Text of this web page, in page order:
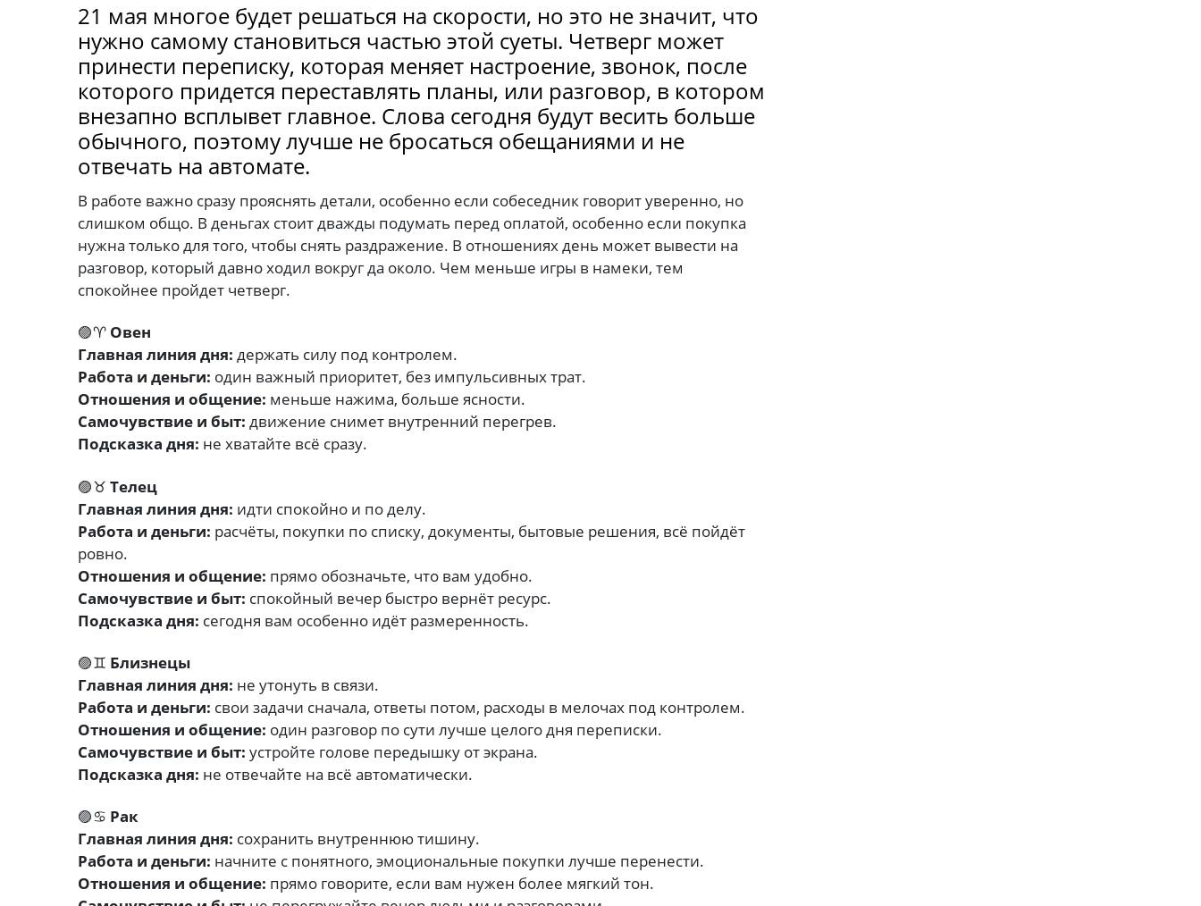
21 мая многое будет решаться на скорости, но это не значит, что
нужно самому становиться частью этой суеты. Четверг может
принести переписку, которая меняет настроение, звонок, после
которого придется переставлять планы, или разговор, в котором
внезапно всплывет главное. Слова сегодня будут весить больше
обычного, поэтому лучше не бросаться обещаниями и не
отвечать на автомате.
В работе важно сразу прояснять детали, особенно если собеседник говорит уверенно, но
слишком общо. В деньгах стоит дважды подумать перед оплатой, особенно если покупка
нужна только для того, чтобы снять раздражение. В отношениях день может вывести на
разговор, который давно ходил вокруг да около. Чем меньше игры в намеки, тем
спокойнее пройдет четверг.
🟣♈ Овен
Главная линия дня: держать силу под контролем.
Работа и деньги: один важный приоритет, без импульсивных трат.
Отношения и общение: меньше нажима, больше ясности.
Самочувствие и быт: движение снимет внутренний перегрев.
Подсказка дня: не хватайте всё сразу.
🟣♉ Телец
Главная линия дня: идти спокойно и по делу.
Работа и деньги: расчёты, покупки по списку, документы, бытовые решения, всё пойдёт
ровно.
Отношения и общение: прямо обозначьте, что вам удобно.
Самочувствие и быт: спокойный вечер быстро вернёт ресурс.
Подсказка дня: сегодня вам особенно идёт размеренность.
🟣♊ Близнецы
Главная линия дня: не утонуть в связи.
Работа и деньги: свои задачи сначала, ответы потом, расходы в мелочах под контролем.
Отношения и общение: один разговор по сути лучше целого дня переписки.
Самочувствие и быт: устройте голове передышку от экрана.
Подсказка дня: не отвечайте на всё автоматически.
🟣♋ Рак
Главная линия дня: сохранить внутреннюю тишину.
Работа и деньги: начните с понятного, эмоциональные покупки лучше перенести.
Отношения и общение: прямо говорите, если вам нужен более мягкий тон.